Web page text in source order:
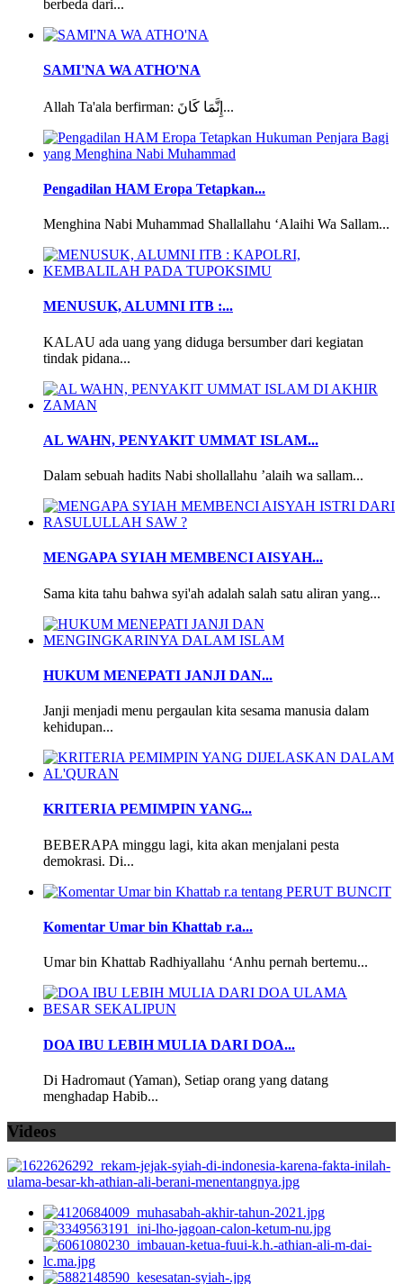
berbeda dari...
SAMI'NA WA ATHO'NA
Allah Ta'ala berfirman: إِنَّمَا كَانَ...
Pengadilan HAM Eropa Tetapkan...
Menghina Nabi Muhammad Shallallahu ‘Alaihi Wa Sallam...
MENUSUK, ALUMNI ITB :...
KALAU ada uang yang diduga bersumber dari kegiatan
tindak pidana...
AL WAHN, PENYAKIT UMMAT ISLAM...
Dalam sebuah hadits Nabi shollallahu ’alaih wa sallam...
MENGAPA SYIAH MEMBENCI AISYAH...
Sama kita tahu bahwa syi'ah adalah salah satu aliran yang...
HUKUM MENEPATI JANJI DAN...
Janji menjadi menu pergaulan kita sesama manusia dalam
kehidupan...
KRITERIA PEMIMPIN YANG...
BEBERAPA minggu lagi, kita akan menjalani pesta
demokrasi. Di...
Komentar Umar bin Khattab r.a...
Umar bin Khattab Radhiyallahu ‘Anhu pernah bertemu...
DOA IBU LEBIH MULIA DARI DOA...
Di Hadromaut (Yaman), Setiap orang yang datang
menghadap Habib...
Videos